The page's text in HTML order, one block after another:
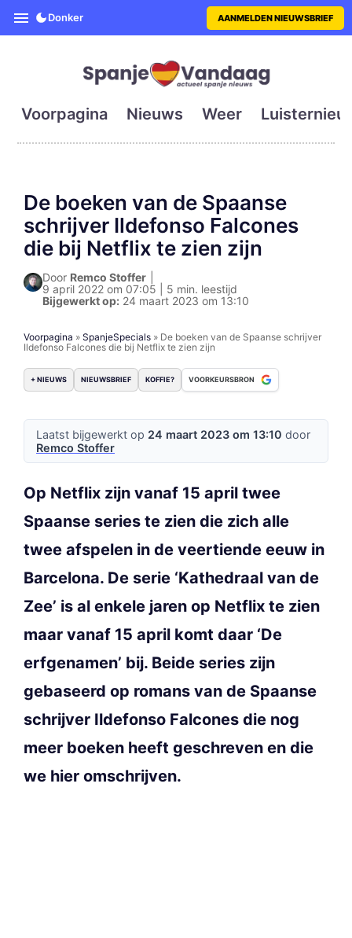
SpanjeVandaag is de eerste
Donker AANMELDEN NIEUWSBRIEF
Voorpagina Nieuws Weer
De boeken van de Spaanse
schrijver Ildefonso Falcones
die bij Netflix te zien zijn
Door Remco Stoffer
9 april 2022 om 07:05 | 5 min. leestijd
Bijgewerkt op: 24 maart 2023 om 13:10
Voorpagina » SpanjeSpecials » De boeken van de Spaanse schrijver
Ildefonso Falcones die bij Netflix te zien zijn
+ NIEUWS NIEUWSBRIEF KOFFIE? VOORKEURSBRON
Laatst bijgewerkt op 24 maart 2023 om 13:10 door
Remco Stoffer
Op Netflix zijn vanaf 15 april twee
Spaanse series te zien die zich alle
twee afspelen in de veertiende eeuw in
Barcelona. De serie ‘Kathedraal van de
Zee’ is al enkele jaren op Netflix te zien
maar vanaf 15 april komt daar ‘De
erfgenamen’ bij. Beide series zijn
gebaseerd op romans van de Spaanse
schrijver Ildefonso Falcones die nog
meer boeken heeft geschreven en die
we hier omschrijven.